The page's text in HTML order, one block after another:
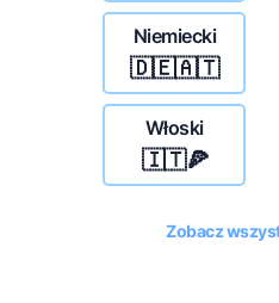
Niemiecki
🇩🇪🇦🇹
Włoski
🇮🇹🍕
Zobacz